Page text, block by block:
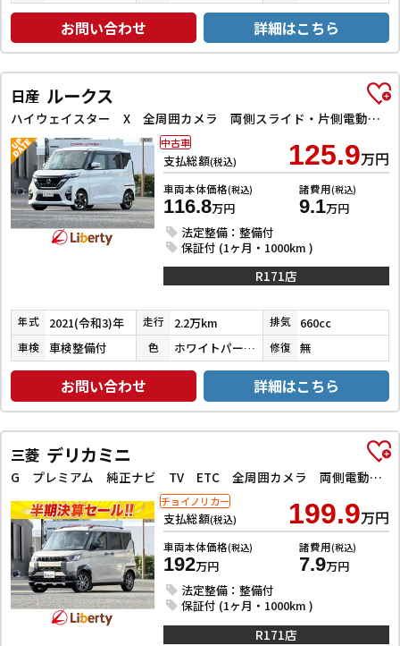
お問い合わせ 詳細はこちら
日産 ルークス
ハイウェイスター X 全周囲カメラ 両側スライド・片側電動 クリアランスソナー オートライト スマートキー 電動格納ミラー ベンチシート CVT Bluetooth アルミホイール エアコン パワーウィンドウ
支払総額(税込) 125.9万円
車両本体価格(税込)
116.8万円
諸費用(税込)
9.1万円
法定整備：整備付
保証付 (1ヶ月・1000km )
中古車
R171店
年式 2021(令和3)年 走行 2.2万km 排気 660cc
車検 車検整備付 色 ホワイトパール３コートパール 修復 無
お問い合わせ 詳細はこちら
三菱 デリカミニ
G プレミアム 純正ナビ TV ETC 全周囲カメラ 両側電動スライドドア クリアランスソナー オートクルーズコントロール オートライト スマートキー アイドリングストップ 電動格納ミラー
支払総額(税込) 199.9万円
車両本体価格(税込)
192万円
諸費用(税込)
7.9万円
法定整備：整備付
保証付 (1ヶ月・1000km )
チョイノリカー
R171店